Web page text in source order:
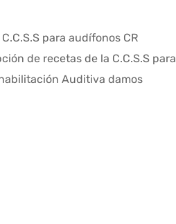
para audífonos CR
de recetas de la C.C.S.S para
Auditiva damos